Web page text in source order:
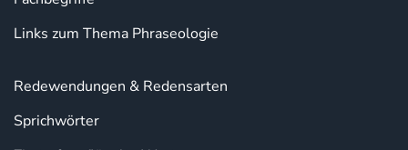
Links zum Thema Phraseologie
Redewendungen & Redensarten
Sprichwörter